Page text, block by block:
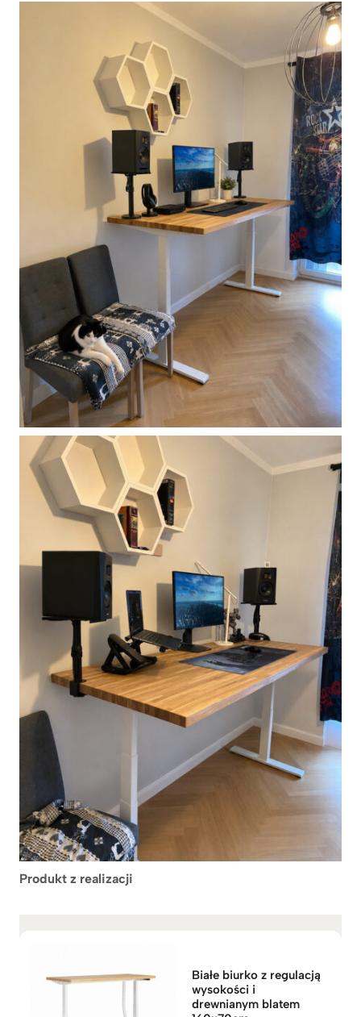
Produkt z realizacji
Białe biurko z regulacją
wysokości i
drewnianym blatem